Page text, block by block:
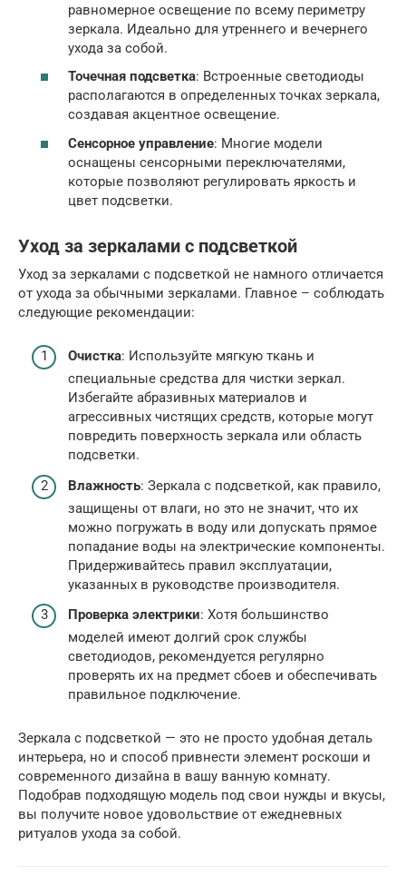
равномерное освещение по всему периметру
зеркала. Идеально для утреннего и вечернего
ухода за собой.
Точечная подсветка: Встроенные светодиоды
располагаются в определенных точках зеркала,
создавая акцентное освещение.
Сенсорное управление: Многие модели
оснащены сенсорными переключателями,
которые позволяют регулировать яркость и
цвет подсветки.
Уход за зеркалами с подсветкой
Уход за зеркалами с подсветкой не намного отличается
от ухода за обычными зеркалами. Главное – соблюдать
следующие рекомендации:
Очистка: Используйте мягкую ткань и
специальные средства для чистки зеркал.
Избегайте абразивных материалов и
агрессивных чистящих средств, которые могут
повредить поверхность зеркала или область
подсветки.
Влажность: Зеркала с подсветкой, как правило,
защищены от влаги, но это не значит, что их
можно погружать в воду или допускать прямое
попадание воды на электрические компоненты.
Придерживайтесь правил эксплуатации,
указанных в руководстве производителя.
Проверка электрики: Хотя большинство
моделей имеют долгий срок службы
светодиодов, рекомендуется регулярно
проверять их на предмет сбоев и обеспечивать
правильное подключение.
Зеркала с подсветкой — это не просто удобная деталь
интерьера, но и способ привнести элемент роскоши и
современного дизайна в вашу ванную комнату.
Подобрав подходящую модель под свои нужды и вкусы,
вы получите новое удовольствие от ежедневных
ритуалов ухода за собой.